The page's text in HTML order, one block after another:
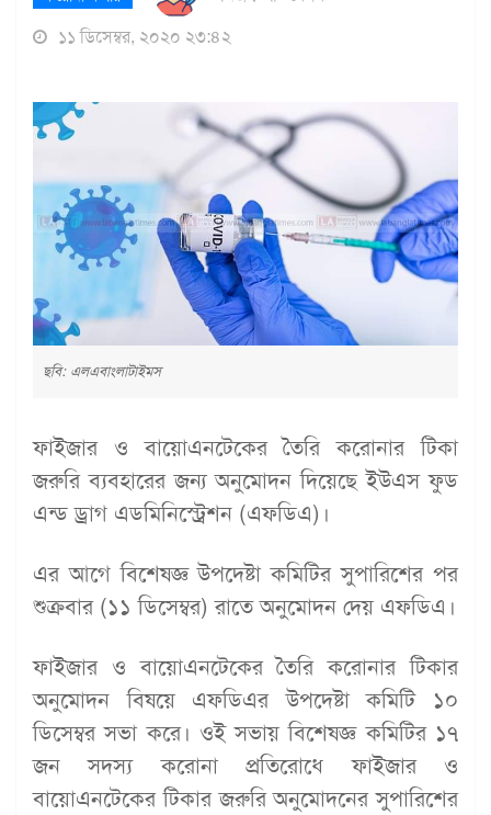
১১ ডিসেম্বর, ২০২০ ২৩:৪২
ছবি: এলএবাংলাটাইমস
ফাইজার ও বায়োএনটেকের তৈরি করোনার টিকা
জরুরি ব্যবহারের জন্য অনুমোদন দিয়েছে ইউএস ফুড
এন্ড ড্রাগ এডমিনিস্ট্রেশন (এফডিএ)।
এর আগে বিশেষজ্ঞ উপদেষ্টা কমিটির সুপারিশের পর
শুক্রবার (১১ ডিসেম্বর) রাতে অনুমোদন দেয় এফডিএ।
ফাইজার ও বায়োএনটেকের তৈরি করোনার টিকার
অনুমোদন বিষয়ে এফডিএর উপদেষ্টা কমিটি ১০
ডিসেম্বর সভা করে। ওই সভায় বিশেষজ্ঞ কমিটির ১৭
জন সদস্য করোনা প্রতিরোধে ফাইজার ও
বায়োএনটেকের টিকার জরুরি অনুমোদনের সুপারিশের